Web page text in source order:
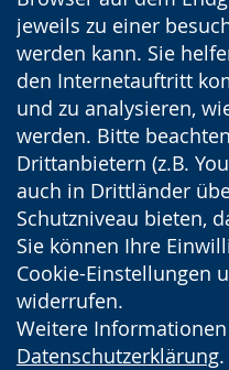
jeweils zu einer
werden kann. Sie
den Internetauftritt
und zu analysieren,
werden. Bitte
Drittanbietern (z.B.
auch in Drittländer
Schutzniveau bieten,
Sie können Ihre
Cookie-Einstellungen
widerrufen.
Weitere
Datenschutzerklärung.